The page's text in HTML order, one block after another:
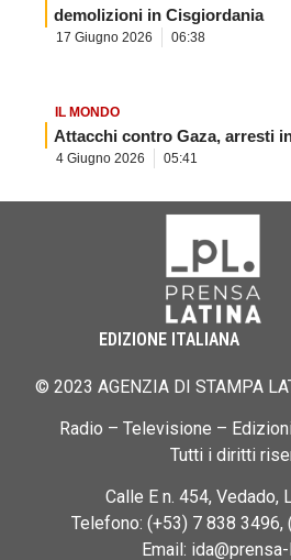
demolizioni in Cisgiordania
17 Giugno 2026 06:38
IL MONDO
Attacchi contro Gaza, arresti
4 Giugno 2026 05:41
EDIZIONE ITALIANA
© 2023 AGENZIA DI STAMPA
Radio – Televisione –
Tutti i diritti
Calle E n. 454, Vedado,
Telefono: (+53) 7 838 3496,
Email: